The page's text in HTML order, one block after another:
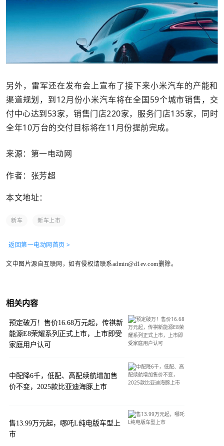
另外，雷军还在发布会上宣布了接下来小米汽车的产能和
渠道规划，到12月份小米汽车将在全国59个城市销售，交
付中心达到53家，销售门店220家，服务门店135家，同时
全年10万台的交付目标将在11月份提前完成。
来源：第一电动网
作者：张芳超
本文地址：
新车 新车上市
返回第一电动网首页 >
文中图片源自互联网，如有侵权请联系admin@d1ev.com删除。
相关内容
预定破万！售价16.68万元起，传祺新
能源E8荣耀系列正式上市，上市即受
家庭用户认可
中配降6千，低配、高配续航增加售
价不变，2025款比亚迪海豚上市
售13.99万元起，哪吒L纯电版车型上
市